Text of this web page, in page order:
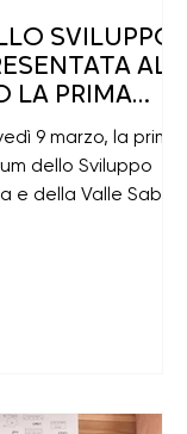
SVILUPPO
AL
LA PRIMA
9 marzo, la prima
dello Sviluppo
e della Valle Sabbia